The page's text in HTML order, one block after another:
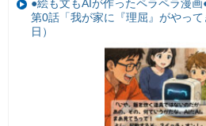
●絵も文もAIが作ったペラペラ漫画
第0話「我が家に『理屈』がやっ
日）